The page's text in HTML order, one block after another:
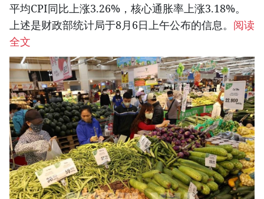
平均CPI同比上涨3.26%，核心通胀率上涨3.18%。
上述是财政部统计局于8月6日上午公布的信息。 阅读
全文